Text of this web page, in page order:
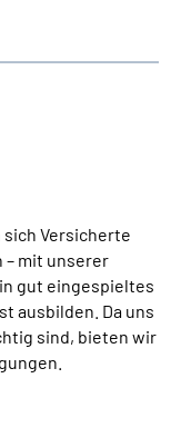
Versicherte
– mit unserer
gut eingespieltes
ausbilden. Da uns
sind, bieten wir